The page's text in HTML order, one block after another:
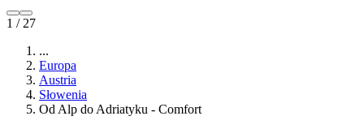
1 / 27
...
Europa
Austria
Słowenia
Od Alp do Adriatyku - Comfort